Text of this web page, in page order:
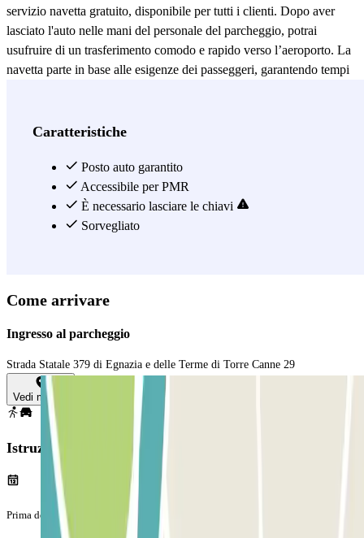
servizio navetta gratuito, disponibile per tutti i clienti. Dopo aver
lasciato l'auto nelle mani del personale del parcheggio, potrai
usufruire di un trasferimento comodo e rapido verso l’aeroporto. La
navetta parte in base alle esigenze dei passeggeri, garantendo tempi
parcheggio e ritirare la tua auto senza attese. Il parcheggio è
garantirti la massima tranquillità durante il viaggio. Con MartParking
puoi iniziare e concludere il tuo viaggio in aereo nel modo più
semplice e comodo possibile.
Vedi di più
Caratteristiche
Posto auto garantito
Accessibile per PMR
È necessario lasciare le chiavi
Sorvegliato
Come arrivare
Ingresso al parcheggio
Strada Statale 379 di Egnazia e delle Terme di Torre Canne 29
Vedi mappa
Istruzioni
Prima del tuo viaggio